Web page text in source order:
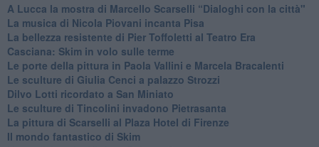
A Lucca la mostra di Marcello Scarselli “Dialoghi con la città"
​La musica di Nicola Piovani incanta Pisa
​La bellezza resistente di Pier Toffoletti al Teatro Era
​Casciana: Skim in volo sulle terme
​Le porte della pittura in Paola Vallini e Marcela Bracalenti
​Le sculture di Giulia Cenci a palazzo Strozzi
​Dilvo Lotti ricordato a San Miniato
​Le sculture di Tincolini invadono Pietrasanta
La pittura di Scarselli al Plaza Hotel di Firenze
​Il mondo fantastico di Skim